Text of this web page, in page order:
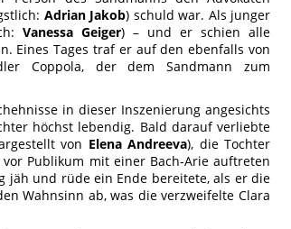
Adrian Jakob) schuld war. Als junger
Vanessa Geiger) – und er schien alle
Eines Tages traf er auf den ebenfalls von
Coppola, der dem Sandmann zum
in dieser Inszenierung angesichts
höchst lebendig. Bald darauf verliebte
von Elena Andreeva), die Tochter
Publikum mit einer Bach-Arie auftreten
jäh und rüde ein Ende bereitete, als er die
Wahnsinn ab, was die verzweifelte Clara